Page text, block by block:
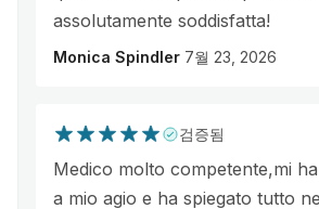
assolutamente soddisfatta!
Monica Spindler 7월 23, 2026
검증됨
Medico molto competente,mi
a mio agio e ha spiegato tutto